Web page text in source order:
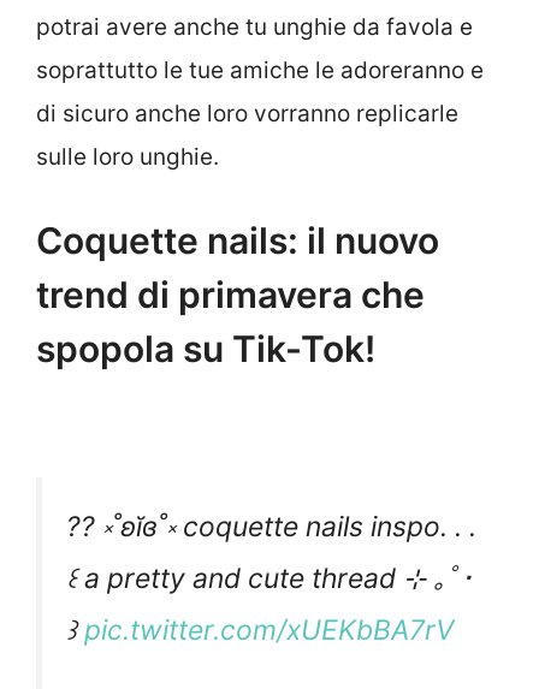
potrai avere anche tu unghie da favola e
soprattutto le tue amiche le adoreranno e
di sicuro anche loro vorranno replicarle
sulle loro unghie.
Coquette nails: il nuovo
trend di primavera che
spopola su Tik-Tok!
?? ༝˚ʚĭɞ˚༝ coquette nails inspo. . .
꒰ a pretty and cute thread ⊹ ｡ﾟ･
꒱pic.twitter.com/xUEKbBA7rV